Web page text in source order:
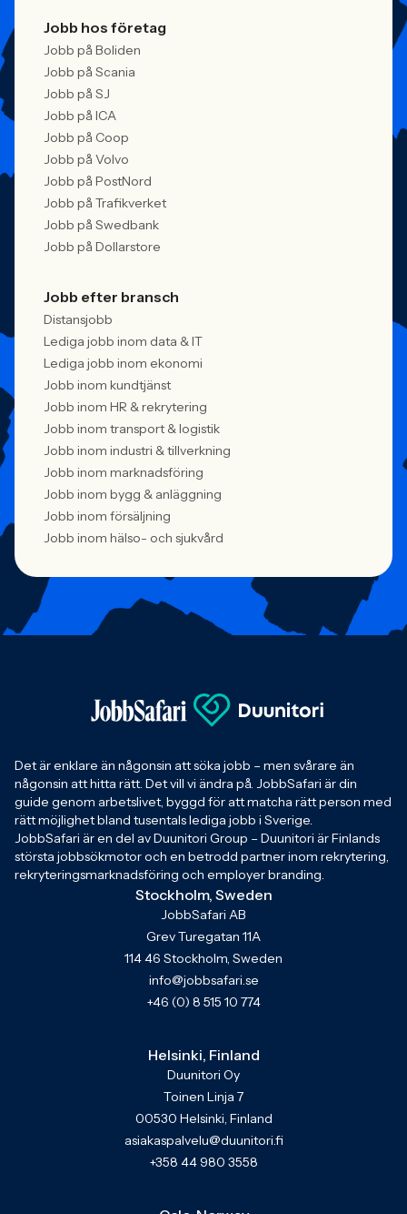
Jobb hos företag
Jobb på Boliden
Jobb på Scania
Jobb på SJ
Jobb på ICA
Jobb på Coop
Jobb på Volvo
Jobb på PostNord
Jobb på Trafikverket
Jobb på Swedbank
Jobb på Dollarstore
Jobb efter bransch
Distansjobb
Lediga jobb inom data & IT
Lediga jobb inom ekonomi
Jobb inom kundtjänst
Jobb inom HR & rekrytering
Jobb inom transport & logistik
Jobb inom industri & tillverkning
Jobb inom marknadsföring
Jobb inom bygg & anläggning
Jobb inom försäljning
Jobb inom hälso- och sjukvård
Det är enklare än någonsin att söka jobb – men svårare än
någonsin att hitta rätt. Det vill vi ändra på. JobbSafari är din
guide genom arbetslivet, byggd för att matcha rätt person med
rätt möjlighet bland tusentals lediga jobb i Sverige.
JobbSafari är en del av Duunitori Group – Duunitori är Finlands
största jobbsökmotor och en betrodd partner inom rekrytering,
rekryteringsmarknadsföring och employer branding.
Stockholm, Sweden
JobbSafari AB
Grev Turegatan 11A
114 46 Stockholm, Sweden
info@jobbsafari.se
+46 (0) 8 515 10 774
Helsinki, Finland
Duunitori Oy
Toinen Linja 7
00530 Helsinki, Finland
asiakaspalvelu@duunitori.fi
+358 44 980 3558